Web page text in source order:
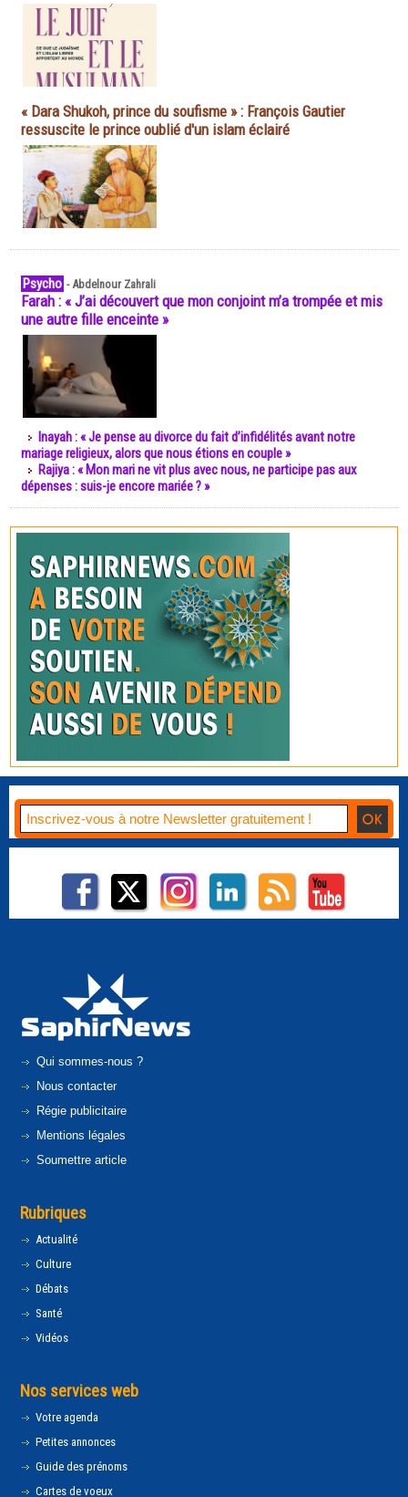
« Dara Shukoh, prince du soufisme » : François Gautier
ressuscite le prince oublié d'un islam éclairé
Psycho -Abdelnour Zahrali
Farah : « J’ai découvert que mon conjoint m’a trompée et mis
une autre fille enceinte »
Inayah : « Je pense au divorce du fait d’infidélités avant notre
mariage religieux, alors que nous étions en couple »
Rajiya : « Mon mari ne vit plus avec nous, ne participe pas aux
dépenses : suis-je encore mariée ? »
Qui sommes-nous ?
Nous contacter
Régie publicitaire
Mentions légales
Soumettre article
Rubriques
Actualité
Culture
Débats
Santé
Vidéos
Nos services web
Votre agenda
Petites annonces
Guide des prénoms
Cartes de voeux